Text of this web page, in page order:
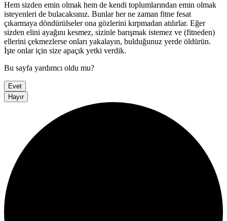
Hem sizden emin olmak hem de kendi toplumlarından emin olmak
isteyenleri de bulacaksınız. Bunlar her ne zaman fitne fesat
çıkarmaya döndürülseler ona gözlerini kırpmadan atılırlar. Eğer
sizden elini ayağını kesmez, sizinle barışmak istemez ve (fitneden)
ellerini çekmezlerse onları yakalayın, bulduğunuz yerde öldürün.
İşte onlar için size apaçık yetki verdik.
Bu sayfa yardımcı oldu mu?
Evet
Hayır